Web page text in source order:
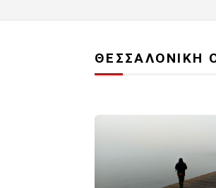
ΘΕΣΣΑΛΟΝΙΚΗ